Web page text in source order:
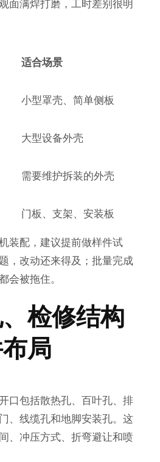
面满焊打磨，工时差别很明
适合场景
小型罩壳、简单侧板
大型设备外壳
需要维护拆装的外壳
门板、支架、安装板
装配，建议提前做样件试
，改动还来得及；批量完成
会被拖住。
检修结构
局
口包括散热孔、百叶孔、排
、线缆孔和地脚安装孔。这
、冲压方式、折弯避让和喷